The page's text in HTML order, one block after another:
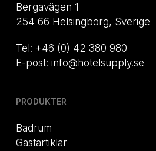
Bergavägen 1
254 66 Helsingborg, Sverige
Tel: +46 (0) 42 380 980
E-post: info@hotelsupply.se
PRODUKTER
Badrum
Gästartiklar